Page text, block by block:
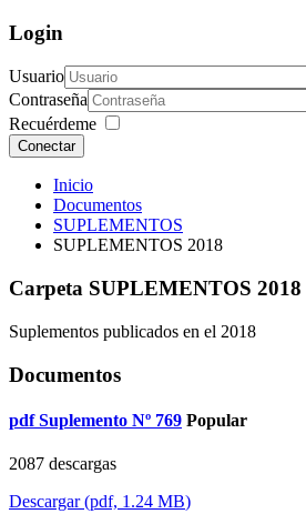
Login
Usuario
Contraseña
Recuérdeme
Conectar
Inicio
Documentos
SUPLEMENTOS
SUPLEMENTOS 2018
Carpeta SUPLEMENTOS 2018
Suplementos publicados en el 2018
Documentos
pdf Suplemento Nº 769 Popular
2087 descargas
Descargar(pdf, 1.24 MB)